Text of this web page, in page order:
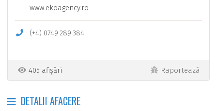
www.ekoagency.ro
(+4) 0749 289 384
405 afișări Raportează
DETALII AFACERE